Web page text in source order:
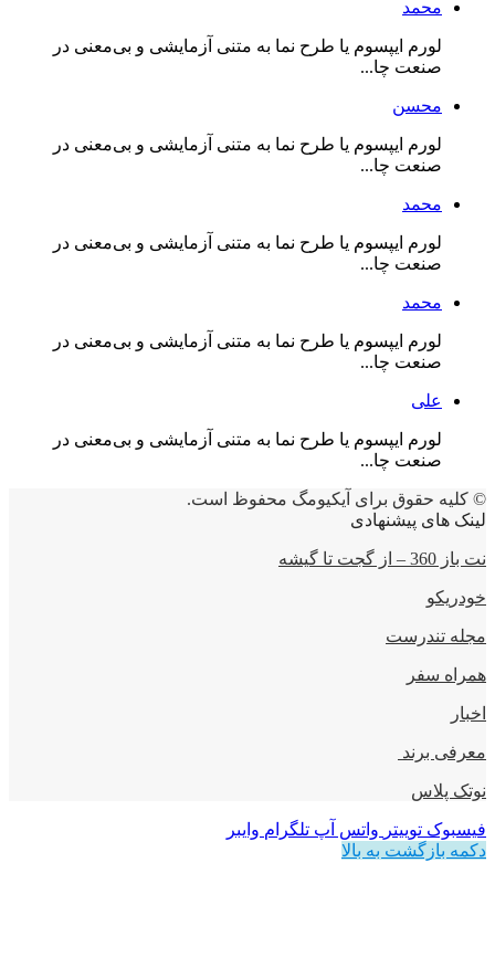
محمد
لورم ایپسوم یا طرح‌ نما به متنی آزمایشی و بی‌معنی در
صنعت چا...
محسن
لورم ایپسوم یا طرح‌ نما به متنی آزمایشی و بی‌معنی در
صنعت چا...
محمد
لورم ایپسوم یا طرح‌ نما به متنی آزمایشی و بی‌معنی در
صنعت چا...
محمد
لورم ایپسوم یا طرح‌ نما به متنی آزمایشی و بی‌معنی در
صنعت چا...
علی
لورم ایپسوم یا طرح‌ نما به متنی آزمایشی و بی‌معنی در
صنعت چا...
© کلیه حقوق برای آیکیومگ محفوظ است.
لینک های پیشنهادی
نت باز 360 – از گجت تا گیشه
خودریکو
مجله‌ تندرست
همراه سفر
اخبار
معرفی برند
نوتک پلاس
فیسبوک توییتر واتس آپ تلگرام وایبر
دکمه بازگشت به بالا